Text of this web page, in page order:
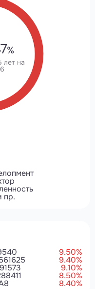
%
лет на
пр.
9.50%
9.40%
9.10%
8.50%
8.40%